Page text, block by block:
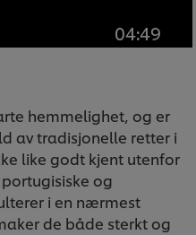
04:49
hemmelighet, og er
av tradisjonelle retter i
like godt kjent utenfor
og
i en nærmest
de både sterkt og